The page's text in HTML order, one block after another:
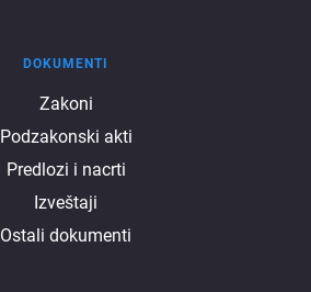
DOKUMENTI
Zakoni
Podzakonski akti
Predlozi i nacrti
Izveštaji
Ostali dokumenti